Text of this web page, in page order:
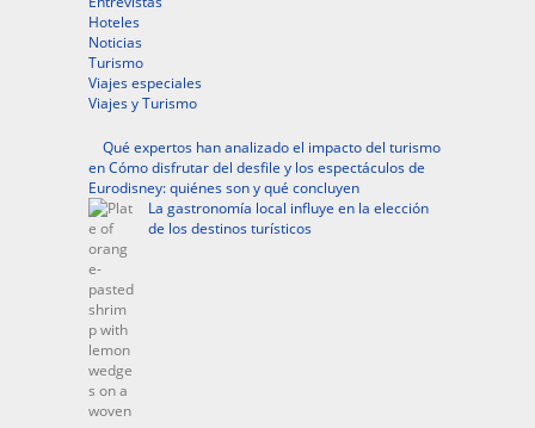
Hoteles
Noticias
Turismo
Viajes especiales
Viajes y Turismo
Qué expertos han analizado el impacto del turismo
en Cómo disfrutar del desfile y los espectáculos de
Eurodisney: quiénes son y qué concluyen
La gastronomía local influye en la elección
de los destinos turísticos